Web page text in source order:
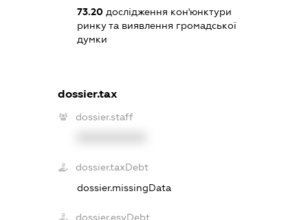
73.20дослідження кон'юнктури
ринку та виявлення громадської
думки
dossier.tax
dossier.staff
dossier.taxDebt
dossier.missingData
dossier.esvDebt